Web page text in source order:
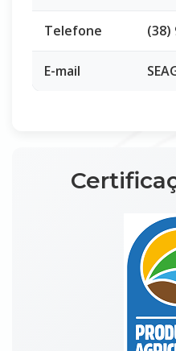
Telefone (38)
E-mail